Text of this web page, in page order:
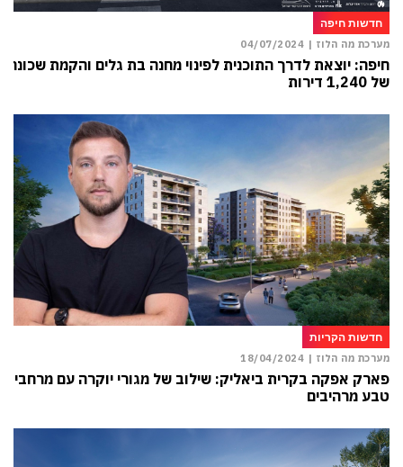
חדשות חיפה
מערכת מה הלוז | 04/07/2024
חיפה: יוצאת לדרך התוכנית לפינוי מחנה בת גלים והקמת שכונה
של 1,240 דירות
חדשות הקריות
מערכת מה הלוז | 18/04/2024
פארק אפקה בקרית ביאליק: שילוב של מגורי יוקרה עם מרחבי
טבע מרהיבים